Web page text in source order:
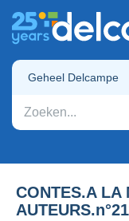
Geheel Delcampe
CONTES.A LA